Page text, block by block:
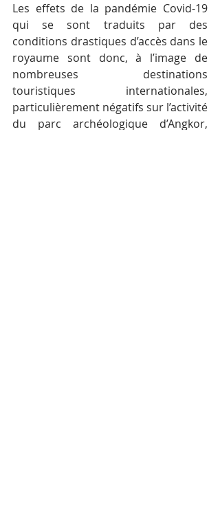
Les effets de la pandémie Covid-19
qui se sont traduits par des
conditions drastiques d’accès dans le
royaume sont donc, à l’image de
nombreuses destinations
touristiques internationales,
particulièrement négatifs sur l’activité
du parc archéologique d’Angkor,